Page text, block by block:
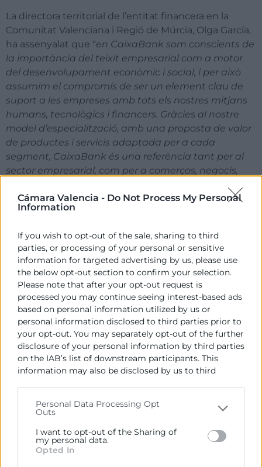
Cámara Valencia - Do Not Process My Personal
Information
If you wish to opt-out of the sale, sharing to third
parties, or processing of your personal or sensitive
information for targeted advertising by us, please use
the below opt-out section to confirm your selection.
Please note that after your opt-out request is
processed you may continue seeing interest-based ads
based on personal information utilized by us or
personal information disclosed to third parties prior to
your opt-out. You may separately opt-out of the further
disclosure of your personal information by third parties
on the IAB’s list of downstream participants. This
information may also be disclosed by us to third
Please note that this website/app uses one or more
Google services and may gather and store information
including but not limited to your visit or usage
behaviour. You may click to grant or deny consent to
Personal Data Processing Opt
Outs
I want to opt-out of the Sharing of
my personal data.
Opted In
La directora territorial de l’entitat financera en la
Comunitat Valenciana i Regió de Múrcia, Olga García,
ha assenyalat que “en CaixaBank som conscients de
la importància del teixit empresarial com a motor
del desenvolupament econòmic i social, i per això
assumim el compromís de ser un element clau de
suport a les empreses amb tots els nostres mitjans
humans, tecnològics i financers. Gràcies al nostre
model d’especialització, amb una proposta de valor
de productes i servicis adaptada per a cada
segment, CaixaBank és una referència tant per al
sector empresarial, com per a comerços, negocis,
Per part seua, el president de Cambra València, José
compartit de promoure l’activitat econòmica i
empresarial i fomentar la internacionalització, la
competitivitat i la formació de les empreses,
autònoms i emprenedors de la Comunitat
Valenciana”.
Fins a la data s’han firmat, a través d’este acord de
col·laboració, un total de 13.437 operacions de
finançament amb empreses sòcies de la Cambra de
Comerç de València per 5.668 milions d’euros.
El conveni entre CaixaBank i Cambra València facilita
el finançament a les empreses valencianes, aposta
per la creació de noves companyies i la formació, fa
internacionalització, ajudant a iniciar-se als quals no
exporten i a consolidar-se als quals ja mantenen